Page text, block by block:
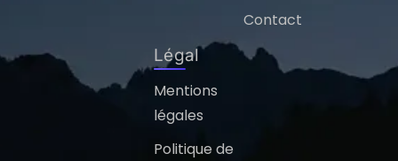
Contact
Légal
Mentions
légales
Politique de